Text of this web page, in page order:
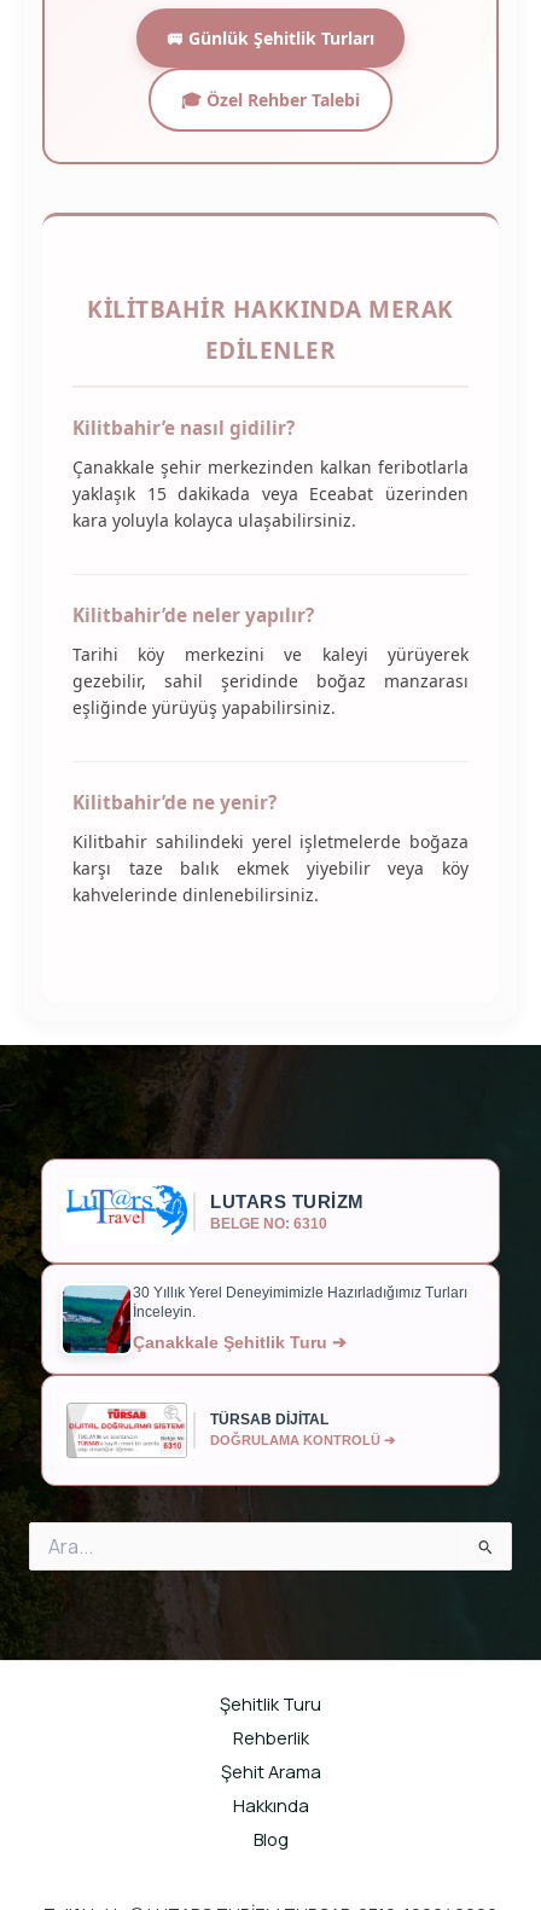
🚐 Günlük Şehitlik Turları
🎓 Özel Rehber Talebi
KILITBAHIR HAKKINDA MERAK
EDILENLER
Kilitbahir’e nasıl gidilir?
Çanakkale şehir merkezinden kalkan feribotlarla
yaklaşık 15 dakikada veya Eceabat üzerinden
kara yoluyla kolayca ulaşabilirsiniz.
Kilitbahir’de neler yapılır?
Tarihi köy merkezini ve kaleyi yürüyerek
gezebilir, sahil şeridinde boğaz manzarası
eşliğinde yürüyüş yapabilirsiniz.
Kilitbahir’de ne yenir?
Kilitbahir sahilindeki yerel işletmelerde boğaza
karşı taze balık ekmek yiyebilir veya köy
kahvelerinde dinlenebilirsiniz.
LUTARS TURİZM
BELGE NO: 6310
30 Yıllık Yerel Deneyimimizle Hazırladığımız Turları
İnceleyin.
Çanakkale Şehitlik Turu ➔
TÜRSAB DİJİTAL
DOĞRULAMA KONTROLÜ ➔
for:
Şehitlik Turu
Rehberlik
Şehit Arama
Hakkında
Blog